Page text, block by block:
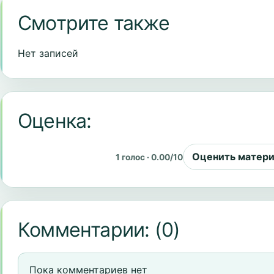
Смотрите также
Нет записей
Оценка:
1 голос · 0.00/10 Оценить
Комментарии: (0)
Пока комментариев нет